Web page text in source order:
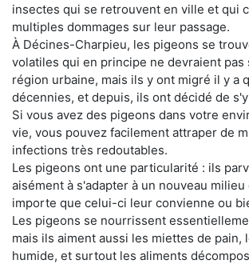
insectes qui se retrouvent en ville et qui
multiples dommages sur leur passage.
À Décines-Charpieu, les pigeons se
volatiles qui en principe ne devraient pas
région urbaine, mais ils y ont migré il y a
décennies, et depuis, ils ont décidé de
Si vous avez des pigeons dans votre
vie, vous pouvez facilement attraper de
infections très redoutables.
Les pigeons ont une particularité : ils
aisément à s'adapter à un nouveau milieu
importe que celui-ci leur convienne ou
Les pigeons se nourrissent
mais ils aiment aussi les miettes de pain,
humide, et surtout les aliments